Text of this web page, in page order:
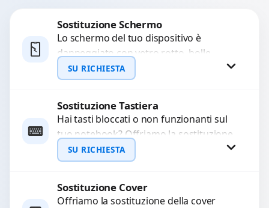
Sostituzione Schermo
Lo schermo del tuo dispositivo è
danneggiato con vetro rotto, bolle,
macchie, schermo nero o pixel morti?
Sostituiamo schermi completi...
SU RICHIESTA
Richiedi Preventivo
WhatsApp
Sostituzione Tastiera
Hai tasti bloccati o non funzionanti sul
tuo notebook? Offriamo la sostituzione
completa della tastiera con ricambi di
alta qualità...
SU RICHIESTA
Richiedi Preventivo
Sostituzione Cover
Offriamo la sostituzione della cover